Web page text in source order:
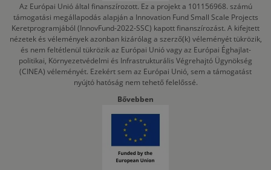
Az Európai Unió által finanszírozott. Ez a projekt a 101156968. számú
támogatási megállapodás alapján a Innovation Fund Small Scale Projects
Keretprogramjából (InnovFund-2022-SSC) kapott finanszírozást. A kifejtett
nézetek és vélemények azonban kizárólag a szerző(k) véleményét tükrözik,
és nem feltétlenül tükrözik az Európai Unió vagy az Európai Éghajlat-
politikai, Környezetvédelmi és Infrastrukturális Végrehajtó Ügynökség
(CINEA) véleményét. Ezekért sem az Európai Unió, sem a támogatást
nyújtó hatóság nem tehető felelőssé.
Bővebben